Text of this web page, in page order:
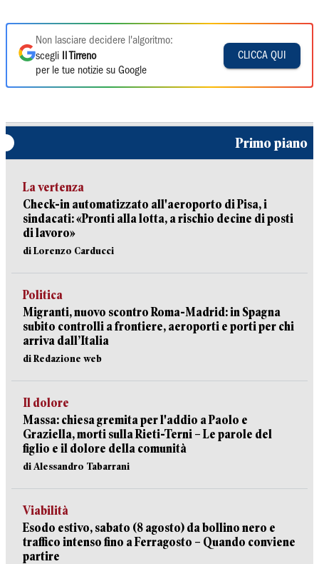
Non lasciare decidere l'algoritmo:
scegli
Il Tirreno
per le tue notizie su Google
CLICCA QUI
Primo piano
La vertenza
Check-in automatizzato all'aeroporto di Pisa, i
sindacati: «Pronti alla lotta, a rischio decine di posti
di lavoro»
di Lorenzo Carducci
Politica
Migranti, nuovo scontro Roma-Madrid: in Spagna
subito controlli a frontiere, aeroporti e porti per chi
arriva dall’Italia
di Redazione web
Il dolore
Massa: chiesa gremita per l'addio a Paolo e
Graziella, morti sulla Rieti-Terni – Le parole del
figlio e il dolore della comunità
di Alessandro Tabarrani
Viabilità
Esodo estivo, sabato (8 agosto) da bollino nero e
traffico intenso fino a Ferragosto – Quando conviene
partire